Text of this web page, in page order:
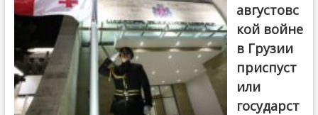
августовс
кой войне
в Грузии
приспуст
или
государст